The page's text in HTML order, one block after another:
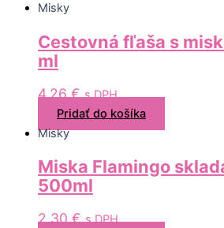
Misky
Cestovná fľaša s
ml
4,26€ s DPH
Pridať do košíka
Misky
Miska Flamingo
500ml
2,30€ s DPH